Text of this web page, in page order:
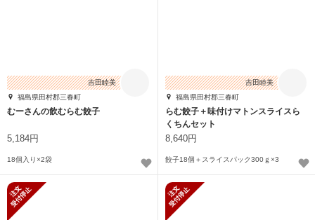
吉田睦美
福島県田村郡三春町
むーさんの飲むらむ餃子
5,184円
18個入り×2袋
吉田睦美
福島県田村郡三春町
らむ餃子＋味付けマトンスライスら
くちんセット
8,640円
餃子18個＋スライスパック300ｇ×3